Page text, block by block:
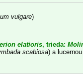
vulgare)
elatioris, trieda:
scabiosa) a